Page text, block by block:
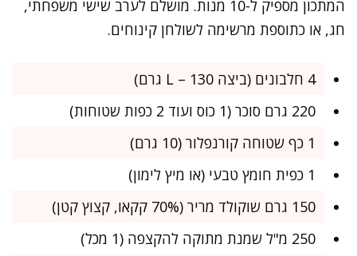
המתכון מספיק ל-10 מנות. מושלם לערב שישי משפחתי,
חג, או כתוספת מרשימה לשולחן קינוחים.
4 חלבונים (ביצה L – 130 גרם)
220 גרם סוכר (1 כוס ועוד 2 כפות שטוחות)
1 כף שטוחה קורנפלור (10 גרם)
1 כפית חומץ טבעי (או מיץ לימון)
150 גרם שוקולד מריר (70% קקאו, קצוץ קטן)
250 מ"ל שמנת מתוקה להקצפה (1 מכל)